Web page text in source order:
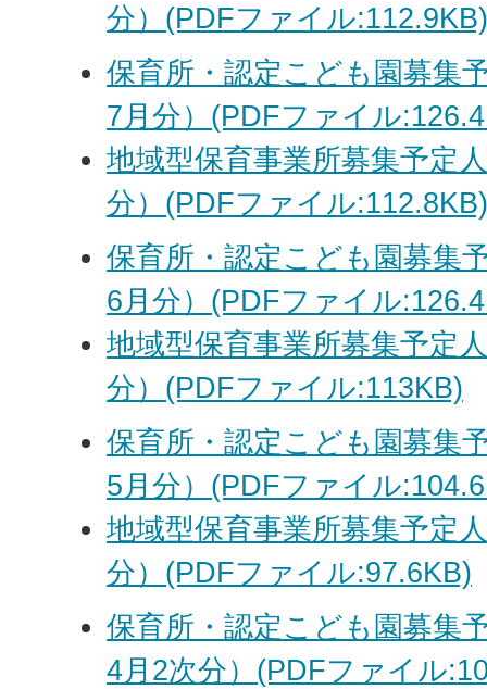
分）(PDFファイル
保育所・認定こども園募集
7月分）(PDFファイル
地域型保育事業所募集予定
分）(PDFファイル
保育所・認定こども園募集
6月分）(PDFファイル
地域型保育事業所募集予定
分）(PDFファイル:113KB)
保育所・認定こども園募集
5月分）(PDFファイル
地域型保育事業所募集予定
分）(PDFファイル:97.6KB)
保育所・認定こども園募集
4月2次分）(PDFファイル